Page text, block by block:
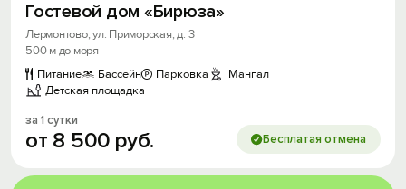
Гостевой дом «Бирюза»
Лермонтово, ул. Приморская, д. 3
500 м до моря
Питание
Бассейн Парковка
Мангал
Детская площадка
за 1 сутки
от 8 500 руб. Бесплатая отмена